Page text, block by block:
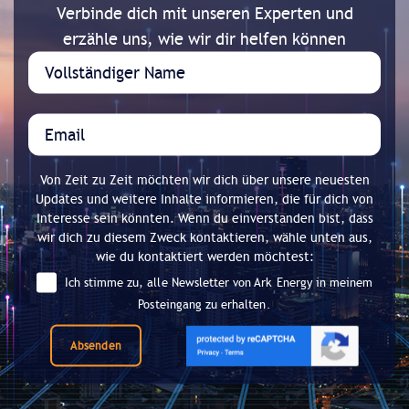
Verbinde dich mit unseren Experten und
erzähle uns, wie wir dir helfen können
Von Zeit zu Zeit möchten wir dich über unsere neuesten
Updates und weitere Inhalte informieren, die für dich von
Interesse sein könnten. Wenn du einverstanden bist, dass
wir dich zu diesem Zweck kontaktieren, wähle unten aus,
wie du kontaktiert werden möchtest:
Ich stimme zu, alle Newsletter von Ark Energy in meinem
Posteingang zu erhalten.
Absenden